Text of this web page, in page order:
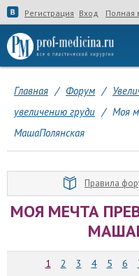
Регистрация Вход Полная
Главная / Форум /
увеличению груди / Моя
МашаПолянская
Правила
МОЯ МЕЧТА
1 2 3 4 5 6